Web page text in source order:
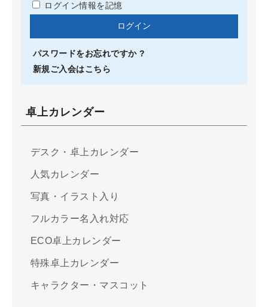
ログイン情報を記憶
パスワードをお忘れですか ?
新規ご入会はこちら
卓上カレンダー
デスク・卓上カレンダー
人気カレンダー
写真・イラスト入り
フルカラー名入れ対応
ECO卓上カレンダー
特殊卓上カレンダー
キャラクター・マスコット